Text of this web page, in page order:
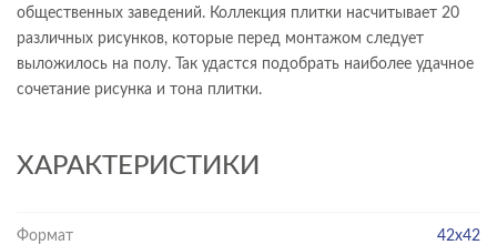
общественных заведений. Коллекция плитки насчитывает 20
различных рисунков, которые перед монтажом следует
выложилось на полу. Так удастся подобрать наиболее удачное
сочетание рисунка и тона плитки.
ХАРАКТЕРИСТИКИ
Формат 42х42